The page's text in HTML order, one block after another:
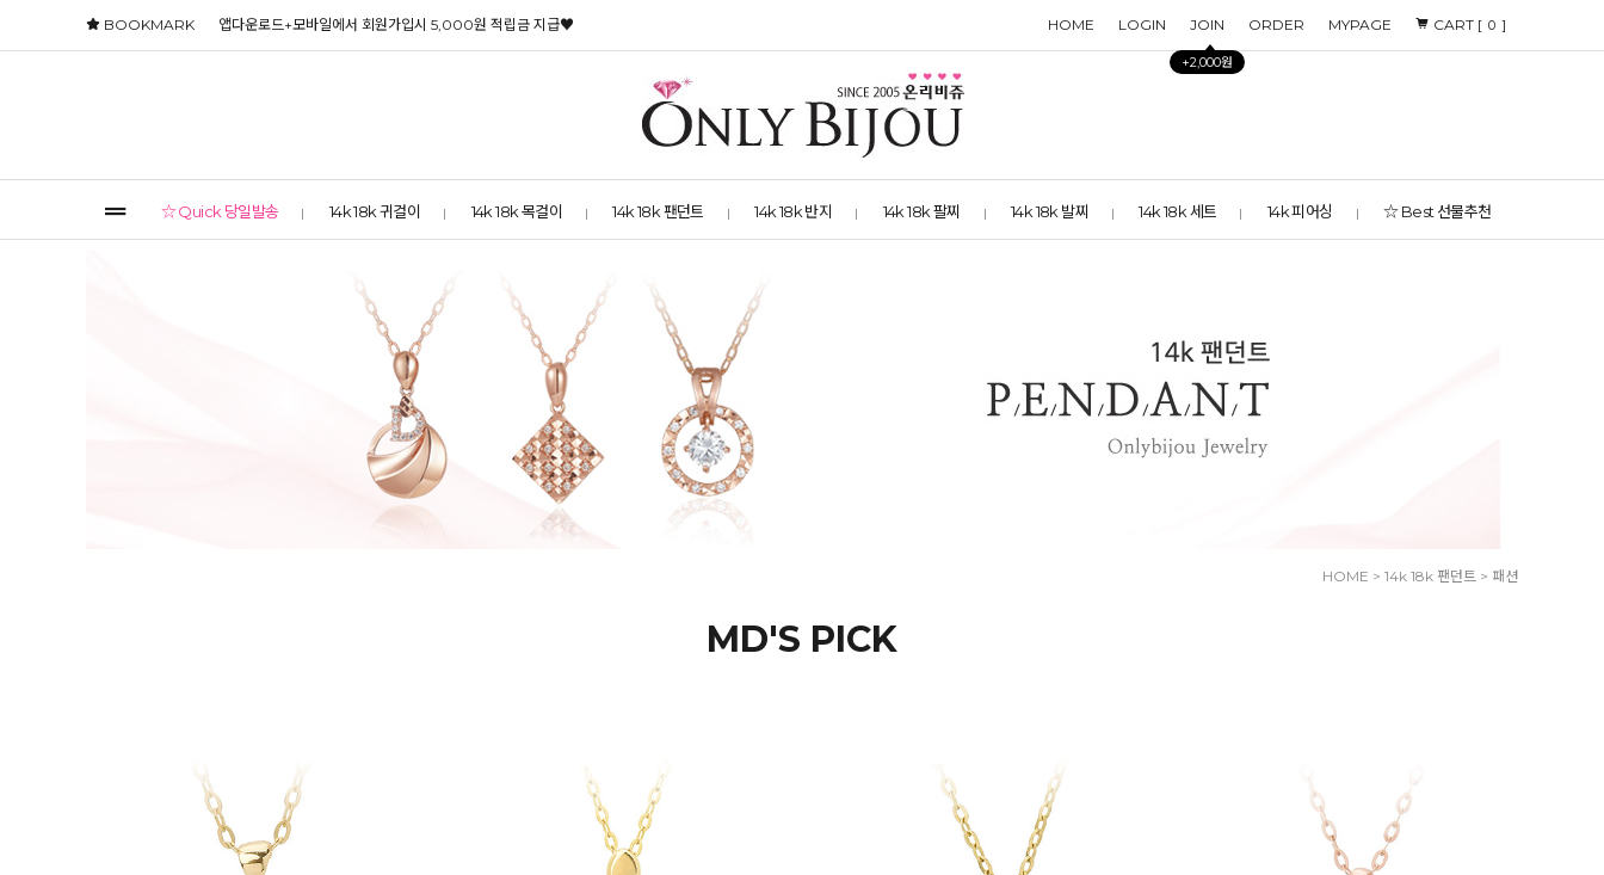
HOME LOGIN JOIN
+2,000원
ORDER MYPAGE CART [ 0 ]
BOOKMARK 앱다운로드+모바일에서 회원가입시 5,000원 적립금 지급♥
☆ Quick 당일발송 14k 18k 귀걸이 14k 18k 목걸이 14k 18k 팬던트 14k 18k 반지 14k 18k 팔찌 14k 18k 발찌 14k 18k 세트 14k 피어싱 ☆ Best 선물추천
HOME > 14k 18k 팬던트 > 패션
MD'S PICK